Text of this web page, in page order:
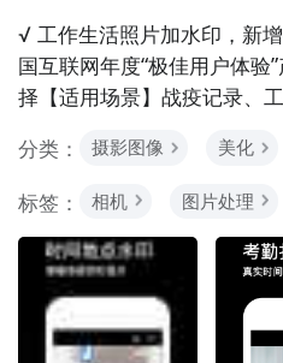
√ 工作生活照片加水印，新
国互联网年度“极佳用户体验
择【适用场景】战疫记录、
分类：
摄影图像 美化
标签： 相机 图片处理